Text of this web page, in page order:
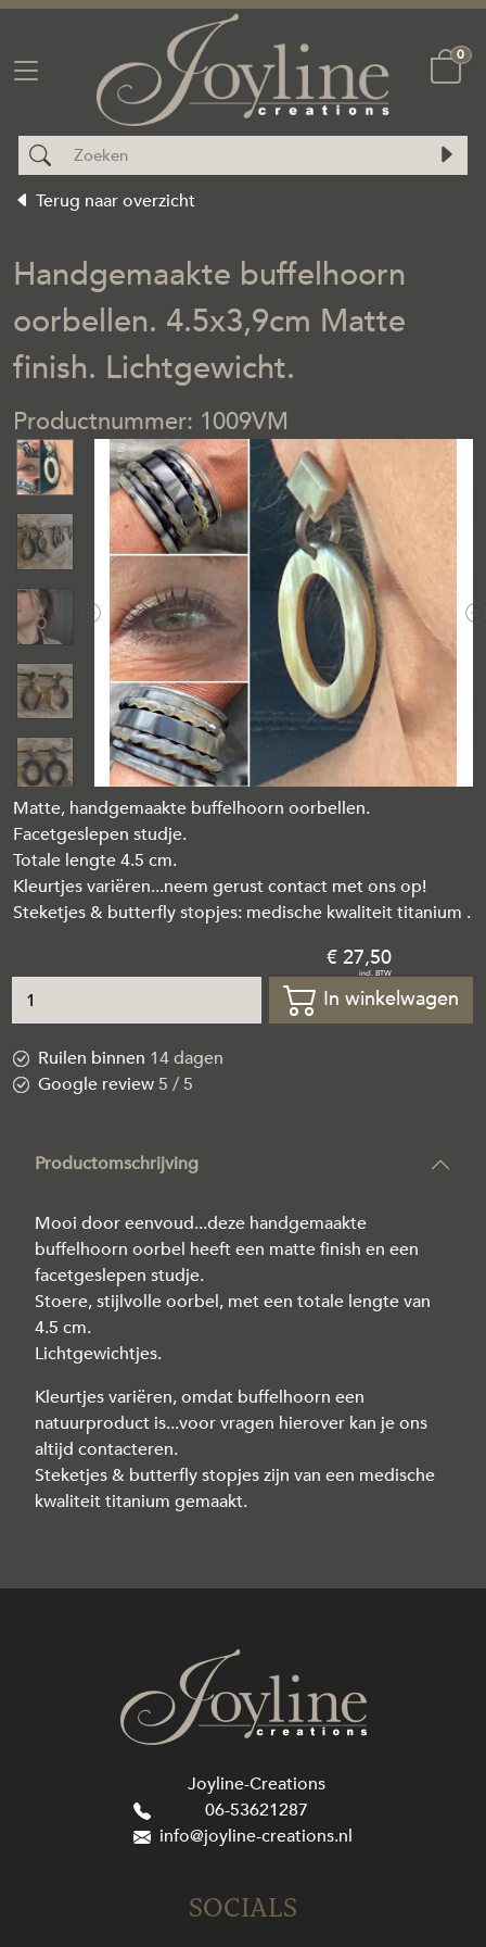
0
Terug naar overzicht
Handgemaakte buffelhoorn
oorbellen. 4.5x3,9cm Matte
finish. Lichtgewicht.
Previous
Matte, handgemaakte buffelhoorn oorbellen.
Facetgeslepen studje.
Totale lengte 4.5 cm.
Kleurtjes variëren...neem gerust contact met ons op!
Steketjes & butterfly stopjes: medische kwaliteit titanium .
27,50
In winkelwagen
Ruilen binnen 14 dagen
Google review5 / 5
Productomschrijving
Mooi door eenvoud...deze handgemaakte
buffelhoorn oorbel heeft een matte finish en een
facetgeslepen studje.
Stoere, stijlvolle oorbel, met een totale lengte van
4.5 cm.
Lichtgewichtjes.
Kleurtjes variëren, omdat buffelhoorn een
natuurproduct is...voor vragen hierover kan je ons
altijd contacteren.
Steketjes & butterfly stopjes zijn van een medische
kwaliteit titanium gemaakt.
Joyline-Creations
06-53621287
info@joyline-creations.nl
SOCIALS